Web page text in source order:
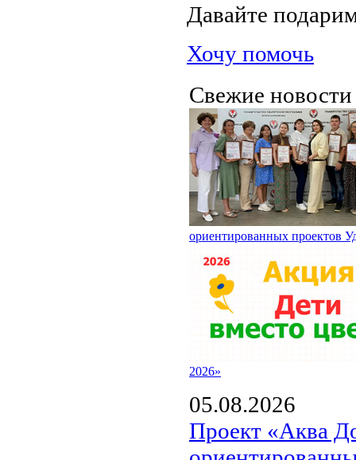
Давайте
Хочу помочь
Свежие
ориентированных проектов
2026»
05.08.2026
Проект «Аква